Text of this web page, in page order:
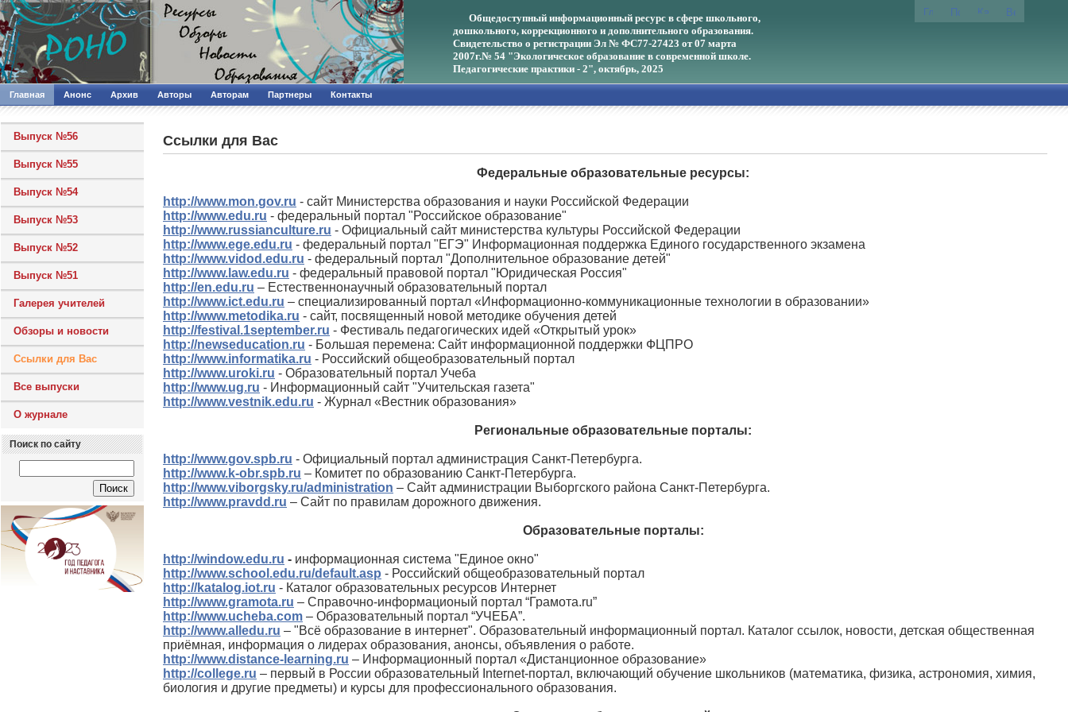
Общедоступный информационный ресурс в сфере школьного,
дошкольного, коррекционного и дополнительного образования.
Свидетельство о регистрации Эл № ФС77-27423 от 07 марта
2007г.№ 54 "Экологическое образование в современной школе.
Педагогические практики - 2", октябрь, 2025
Главная Анонс Архив Авторы Авторам Партнеры Контакты
Выпуск №56
Выпуск №55
Выпуск №54
Выпуск №53
Выпуск №52
Выпуск №51
Галерея учителей
Обзоры и новости
Ссылки для Вас
Все выпуски
О журнале
Поиск по сайту
Ссылки для Вас
Федеральные образовательные ресурсы:
http://www.mon.gov.ru - сайт Министерства образования и науки Российской Федерации
http://www.edu.ru - федеральный портал "Российское образование"
http://www.russianculture.ru - Официальный сайт министерства культуры Российской Федерации
http://www.ege.edu.ru - федеральный портал "ЕГЭ" Информационная поддержка Единого государственного экзамена
http://www.vidod.edu.ru - федеральный портал "Дополнительное образование детей"
http://www.law.edu.ru - федеральный правовой портал "Юридическая Россия"
http://en.edu.ru – Естественнонаучный образовательный портал
http://www.ict.edu.ru – специализированный портал «Информационно-коммуникационные технологии в образовании»
http://www.metodika.ru - сайт, посвященный новой методике обучения детей
http://festival.1september.ru - Фестиваль педагогических идей «Открытый урок»
http://newseducation.ru - Большая перемена: Сайт информационной поддержки ФЦПРО
http://www.informatika.ru - Российский общеобразовательный портал
http://www.uroki.ru - Образовательный портал Учеба
http://www.ug.ru - Информационный сайт "Учительская газета"
http://www.vestnik.edu.ru - Журнал «Вестник образования»
Региональные образовательные порталы:
http://www.gov.spb.ru - Официальный портал администрация Санкт-Петербурга.
http://www.k-obr.spb.ru – Комитет по образованию Санкт-Петербурга.
http://www.viborgsky.ru/administration – Сайт администрации Выборгского района Санкт-Петербурга.
http://www.pravdd.ru – Сайт по правилам дорожного движения.
Образовательные порталы:
http://window.edu.ru - информационная система "Единое окно"
http://www.school .edu.ru/default.asp - Российский общеобразовательный портал
http://katalog.iot.ru - Каталог образовательных ресурсов Интернет
http://www.gramota.ru – Cправочно-информационый портал “Грамота.ru”
http://www.ucheba.com – Образовательный портал “УЧЕБА”.
http://www.alledu.ru – "Всё образование в интернет". Образовательный информационный портал. Каталог ссылок, новости, детская общественная
приёмная, информация о лидерах образования, анонсы, объявления о работе.
http://www.distance-learning.ru – Информационный портал «Дистанционное образование»
http://college.ru – первый в России образовательный Internet-портал, включающий обучение школьников (математика, физика, астрономия, химия,
биология и другие предметы) и курсы для профессионального образования.